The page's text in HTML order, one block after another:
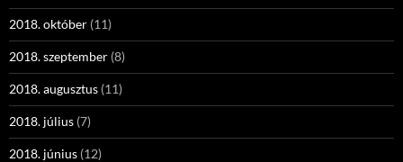
2018. október (11)
2018. szeptember (8)
2018. augusztus (11)
2018. július (7)
2018. június (12)